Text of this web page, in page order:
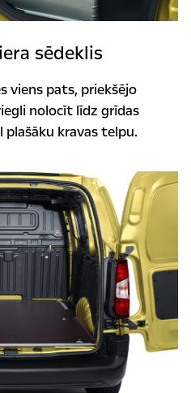
sēdeklis
viens pats, priekšējo
nolocīt līdz grīdas
plašāku kravas telpu.